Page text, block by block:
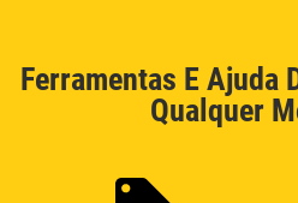
Ferramentas E Ajuda
Qualquer